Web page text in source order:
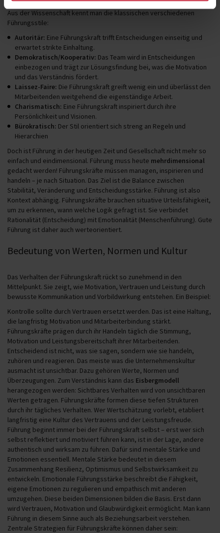
Aus der Wissenschaft kennt man die klassischen verschiedenen
Führungsstile:
Autoritär: Eine Führungskraft trifft Entscheidungen einseitig und
erwartet strikte Einhaltung.
Demokratisch/Kooperativ: Das Team wird in Entscheidungen
einbezogen und trägt zur Lösungsfindung bei, was die Motivation
und das Verständnis fördert.
Laissez-Faire: Die Führungskraft greift wenig ein und überlässt den
Mitarbeitenden weitgehend die eigenständige Arbeit.
Charismatisch: Eine Führungskraft inspiriert durch ihre
Persönlichkeit und Visionen.
Bürokratisch: Der Stil orientiert sich streng an Regeln und
Hierarchien
Doch ist Führung in der heutigen Zeit und Gesellschaft nicht mehr so
einfach und eindimensional. Führung muss heute mehrdimensional
gedacht werden! Führungskräfte müssen managen, inspirieren und
handeln – je nach Situation. Das Ziel ist die Balance zwischen
Stabilität, Veränderung und Entscheidungsstärke. Führung ist also
Kontext abhängig. Führungskräfte brauchen situative Urteilsfähigkeit,
um zu erkennen, wann welche Logik gefragt ist. Sie verbindet
Rationalität (Entscheidung) mit Emotionalität (Menschenführung). Gute
Führung ist daher auch werteorientiert.
Bedeutung von Werten, Normen und Kultur
Das Verhalten der Führungskraft rückt so zunehmend in den
Mittelpunkt. Sie zeigt, wie Motivation, Vertrauen und Leistung durch
bewusste Kommunikation und Vorbildwirkung entstehen. Ein Beispiel:
Kontrolle sollte durch Vertrauen ersetzt werden. Das ist eine Haltung,
die langfristig Motivation und Mitarbeiterbindung stärkt.
Führungskräfte prägen durch ihr Handeln täglich die Stimmung,
Motivation und Leistungsbereitschaft ihrer Mitarbeitenden.
Entscheidend ist nicht, was sie sagen, sondern wie sie handeln,
zuhören und reagieren. Das meiste was die Unternehmenskultur
ausmacht ist unsichtbar. Dazu gehören Werte, Normen und
Überzeugungen. Zum Verständnis kann das Eisbergmodell
herangezogen werden: Sichtbares Verhalten wird von unsichtbaren
Werten getragen. Führungskräfte formen diese tiefen Strukturen
durch ihr tägliches Verhalten. Wer Wertschätzung vorlebt, etabliert
langfristig eine Kultur des Vertrauens und der Leistungsfreude.
Führung beginnt immer bei der Führungskraft selbst – erst wer sich
selbst reflektiert und motiviert führen kann, ist in der Lage, andere
authentisch und wirksam zu führen. Dafür sind mentale Stärke und
Emotionen essentiell. Mentale Stärke bedeutet in diesem
Zusammenhang Resilienz, Optimismus und Selbstwirksamkeit zu
entwickeln. Emotionale Führungsstärke beschreibt die Fähigkeit,
eigene Emotionen zu regulieren und empathisch mit anderen
umzugehen. Diese beiden Dimensionen bilden die Basis. Erst dann
wird Vertrauen, Motivation und Glaubwürdigkeit ermöglicht. Man kann
Führung in diesem Sinne auch als Beziehungsarbeit verstehen.
Zentrale Strategien für Führungskräfte können daher sein: